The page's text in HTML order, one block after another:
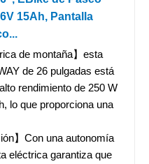
15Ah, Pantalla
de montaña】esta
de 26 pulgadas está
rendimiento de 250 W
lo que proporciona una
】Con una autonomía
eléctrica garantiza que